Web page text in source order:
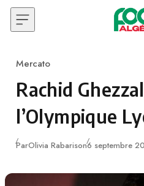
Skip to content
Category
Mercato
Rachid
l’Olympique
ParOlivia RabarisonPublié
6 septembre